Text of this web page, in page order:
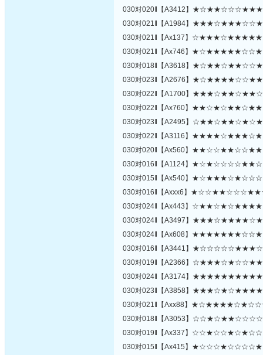
030对020‖【A3412】
030对021‖【A1984】
030对021‖【Ax137】
030对021‖【Ax746】
030对018‖【A3618】
030对023‖【A2676】
030对022‖【A1700】
030对022‖【Ax760】
030对023‖【A2495】
030对022‖【A3116】
030对020‖【Ax560】
030对016‖【A1124】
030对015‖【Ax540】
030对016‖【Axxx6】
030对024‖【Ax443】
030对024‖【A3497】
030对024‖【Ax608】
030对016‖【A3441】
030对019‖【A2366】
030对024‖【A3174】
030对023‖【A3858】
030对021‖【Axx88】
030对018‖【A3053】
030对019‖【Ax337】
030对015‖【Ax415】